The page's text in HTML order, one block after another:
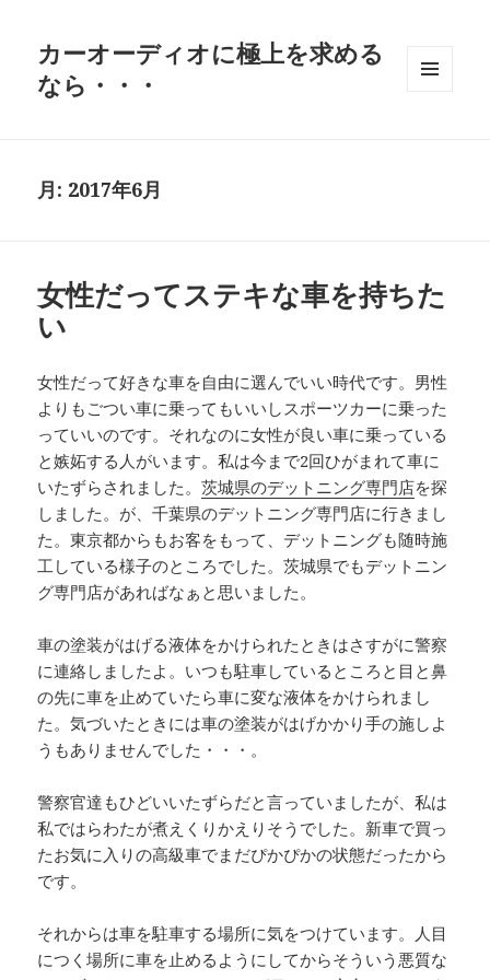
カーオーディオに極上を求める
なら・・・
月: 2017年6月
女性だってステキな車を持ちた
い
女性だって好きな車を自由に選んでいい時代です。男性
よりもごつい車に乗ってもいいしスポーツカーに乗った
っていいのです。それなのに女性が良い車に乗っている
と嫉妬する人がいます。私は今まで2回ひがまれて車に
いたずらされました。茨城県のデットニング専門店を探
しました。が、千葉県のデットニング専門店に行きまし
た。東京都からもお客をもって、デットニングも随時施
工している様子のところでした。茨城県でもデットニン
グ専門店があればなぁと思いました。
車の塗装がはげる液体をかけられたときはさすがに警察
に連絡しましたよ。いつも駐車しているところと目と鼻
の先に車を止めていたら車に変な液体をかけられまし
た。気づいたときには車の塗装がはげかかり手の施しよ
うもありませんでした・・・。
警察官達もひどいいたずらだと言っていましたが、私は
私ではらわたが煮えくりかえりそうでした。新車で買っ
たお気に入りの高級車でまだぴかぴかの状態だったから
です。
それからは車を駐車する場所に気をつけています。人目
につく場所に車を止めるようにしてからそういう悪質な